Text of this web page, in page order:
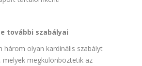
további szabályai
három olyan kardinális szabályt
melyek megkülönböztetik az